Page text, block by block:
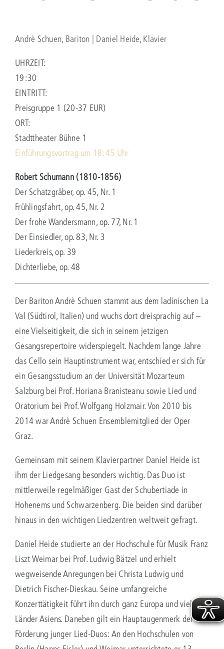
Andrè Schuen, Bariton | Daniel Heide, Klavier
UHRZEIT:
19:30
EINTRITT:
Preisgruppe 1 (20-37 EUR)
ORT:
Stadttheater Bühne 1
Einführungsvortrag um 18:45 Uhr
Robert Schumann (1810-1856)
Der Schatzgräber, op. 45, Nr. 1
Frühlingsfahrt, op. 45, Nr. 2
Der frohe Wandersmann, op. 77, Nr. 1
Der Einsiedler, op. 83, Nr. 3
Liederkreis, op. 39
Dichterliebe, op. 48
Der Bariton Andrè Schuen stammt aus dem ladinischen La
Val (Südtirol, Italien) und wuchs dort dreisprachig auf –
eine Vielseitigkeit, die sich in seinem jetzigen
Gesangsrepertoire widerspiegelt. Nachdem lange Jahre
das Cello sein Hauptinstrument war, entschied er sich für
ein Gesangsstudium an der Universität Mozarteum
Salzburg bei Prof. Horiana Branisteanu sowie Lied und
Oratorium bei Prof. Wolfgang Holzmair. Von 2010 bis
2014 war Andrè Schuen Ensemblemitglied der Oper
Graz.
Gemeinsam mit seinem Klavierpartner Daniel Heide ist
ihm der Liedgesang besonders wichtig. Das Duo ist
mittlerweile regelmäßiger Gast der Schubertiade in
Hohenems und Schwarzenberg. Die beiden sind darüber
hinaus in den wichtigen Liedzentren weltweit gefragt.
Daniel Heide studierte an der Hochschule für Musik Franz
Liszt Weimar bei Prof. Ludwig Bätzel und erhielt
wegweisende Anregungen bei Christa Ludwig und
Dietrich Fischer-Dieskau. Seine umfangreiche
Konzerttätigkeit führt ihn durch ganz Europa und viele
Länder Asiens. Daneben gilt ein Hauptaugenmerk der
Förderung junger Lied-Duos: An den Hochschulen von